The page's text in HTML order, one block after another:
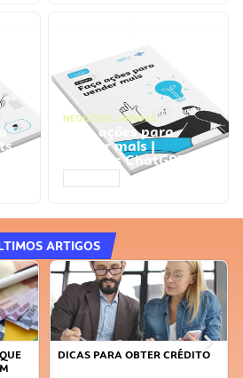
NEGÓCIOS, VENDAS
Faça ações para
vender mais |
Prompts ChatGPT
ARTIGOS
DICAS PARA OBTER CRÉDITO